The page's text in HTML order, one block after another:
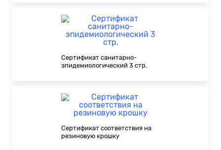
Сертификат санитарно-
эпидемиологический 3 стр.
Сертификат соответствия на
резиновую крошку